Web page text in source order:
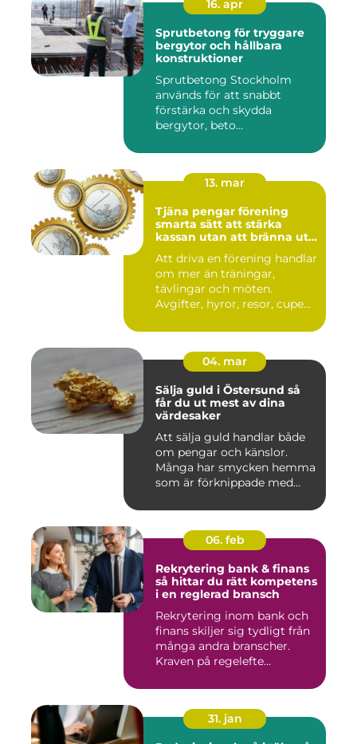
16. apr
Sprutbetong för tryggare
bergytor och hållbara
konstruktioner
Sprutbetong Stockholm
används för att snabbt
förstärka och skydda
bergytor, beto...
13. mar
Tjäna pengar förening
smarta sätt att stärka
kassan utan att bränna ut
Att driva en förening handlar
om mer än träningar,
tävlingar och möten.
Avgifter, hyror, resor, cupe...
04. mar
Sälja guld i Östersund så
får du ut mest av dina
värdesaker
Att sälja guld handlar både
om pengar och känslor.
Många har smycken hemma
som är förknippade med
06. feb
Rekrytering bank & finans
så hittar du rätt kompetens
i en reglerad bransch
Rekrytering inom bank och
finans skiljer sig tydligt från
många andra branscher.
Kraven på regelefte...
31. jan